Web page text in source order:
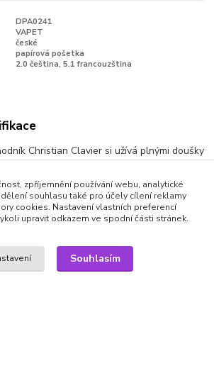
DPA0241
VAPET
české
papírová pošetka
2.0 čeština, 5.1 francouzština
Christian Clavier si užívá plnými doušky
náhlá smrt jeho otce. Jenže se ukáže, že
bude velmi těžké...
CZ | audio: CZ/FR
kategoriích
zpříjemnění používání webu, analytické
souhlasu také pro účely cílení reklamy
cookies. Nastavení vlastních preferencí
upravit odkazem ve spodní části stránek.
Souhlasím